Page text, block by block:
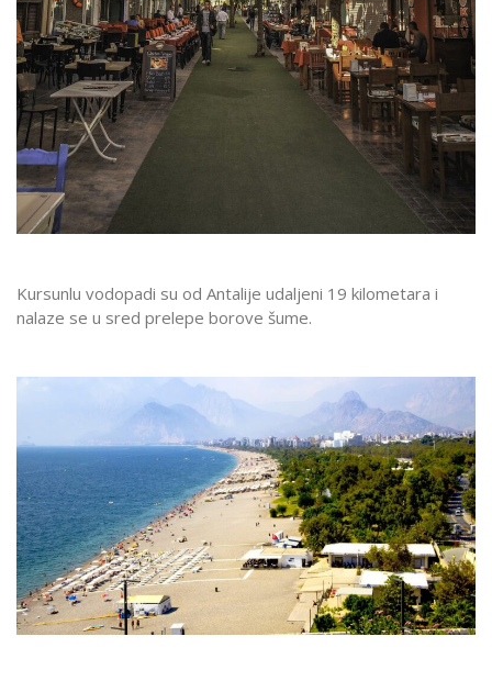
Kursunlu vodopadi su od Antalije udaljeni 19 kilometara i
nalaze se u sred prelepe borove šume.